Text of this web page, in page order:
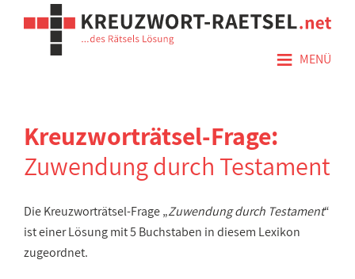
≡ MENÜ
Kreuzworträtsel-Frage:
Zuwendung durch Testament
Die Kreuzworträtsel-Frage „Zuwendung durch Testament“
ist einer Lösung mit 5 Buchstaben in diesem Lexikon
zugeordnet.